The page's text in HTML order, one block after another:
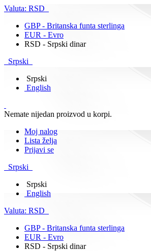
Valuta: RSD
GBP - Britanska funta sterlinga
EUR - Evro
RSD - Srpski dinar
Srpski
Srpski
English
Nemate nijedan proizvod u korpi.
Moj nalog
Lista želja
Prijavi se
Srpski
Srpski
English
Valuta: RSD
GBP - Britanska funta sterlinga
EUR - Evro
RSD - Srpski dinar